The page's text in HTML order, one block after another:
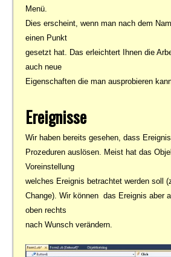
Menü.
Dies erscheint, wenn man nach dem
einen Punkt
gesetzt hat. Das erleichtert Ihnen die
auch neue
Eigenschaften die man ausprobieren
Ereignisse
Wir haben bereits gesehen, dass
Prozeduren auslösen. Meist hat das
Voreinstellung
welches Ereignis betrachtet werden soll
Change). Wir können das Ereignis aber
oben rechts
nach Wunsch verändern.